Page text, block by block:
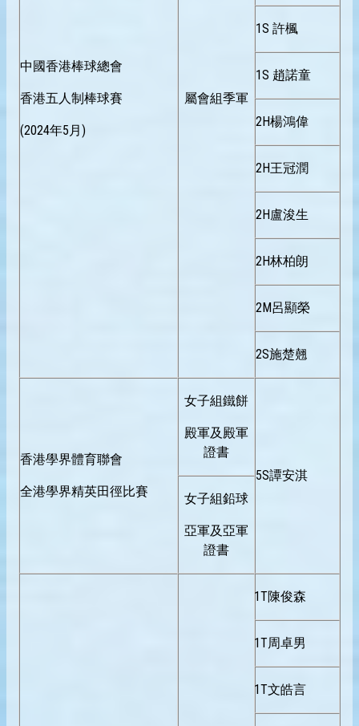
中國香港棒球總會
香港五人制棒球賽
(2024年5月)
屬會組季軍
1S 許楓
1S 趙諾童
2H楊鴻偉
2H王冠潤
2H盧浚生
2H林柏朗
2M呂顯榮
2S施楚翹
香港學界體育聯會
全港學界精英田徑比賽
女子組鐵餅
殿軍及殿軍
證書
5S譚安淇
女子組鉛球
亞軍及亞軍
證書
1T陳俊森
1T周卓男
1T文皓言